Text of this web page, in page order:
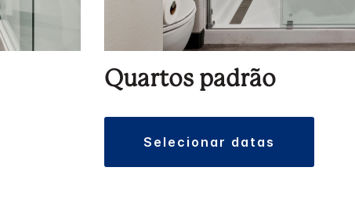
Quartos padrão
selecionar datas